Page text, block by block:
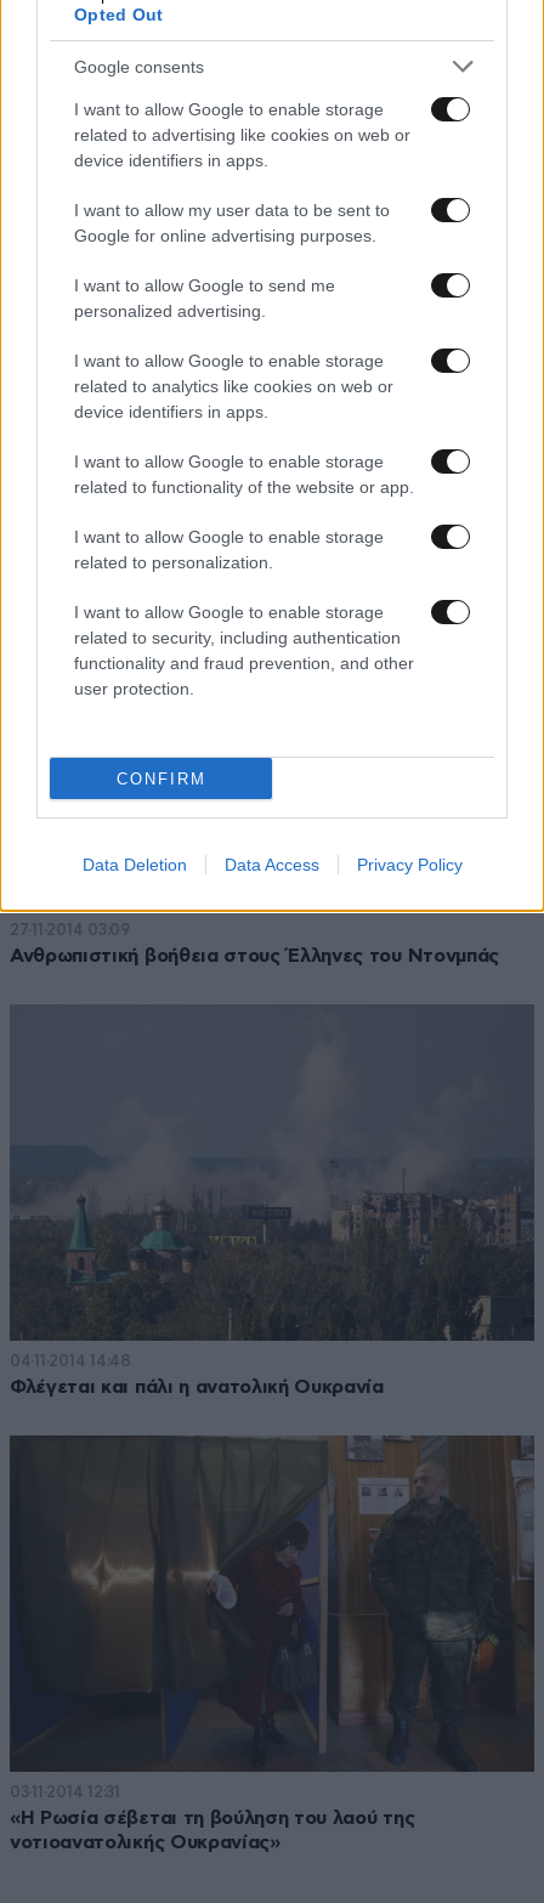
Opted Out
Google consents
I want to allow Google to enable storage
related to advertising like cookies on web or
device identifiers in apps.
I want to allow my user data to be sent to
Google for online advertising purposes.
I want to allow Google to send me
personalized advertising.
I want to allow Google to enable storage
related to analytics like cookies on web or
device identifiers in apps.
I want to allow Google to enable storage
related to functionality of the website or app.
I want to allow Google to enable storage
related to personalization.
I want to allow Google to enable storage
related to security, including authentication
functionality and fraud prevention, and other
user protection.
CONFIRM
Data Deletion Data Access Privacy Policy
09·02·2015 14:30
«Ελεγχόμενη η κόπωση των Ουκρανών από την
κυβέρνηση του Κιέβου»
12·12·2014 14:49
Ο Λαβρόφ καλεί την Ουκρανία σε άμεσες ειρηνευτικές
27·11·2014 03:09
Ανθρωπιστική βοήθεια στους Έλληνες του Ντονμπάς
04·11·2014 14:48
Φλέγεται και πάλι η ανατολική Ουκρανία
03·11·2014 12:31
«Η Ρωσία σέβεται τη βούληση του λαού της
νοτιοανατολικής Ουκρανίας»